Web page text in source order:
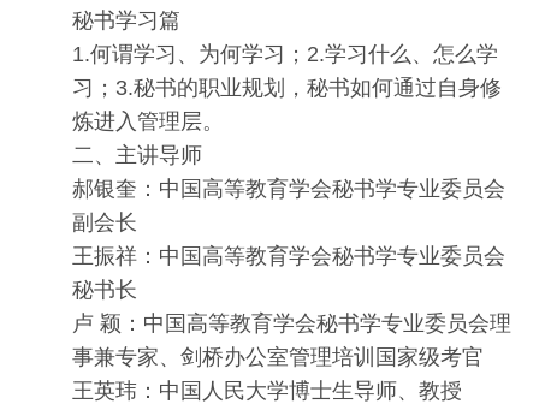
秘书学习篇
1.何谓学习、为何学习；2.学习什么、怎么学
习；3.秘书的职业规划，秘书如何通过自身修
炼进入管理层。
二、主讲导师
郝银奎：中国高等教育学会秘书学专业委员会
副会长
王振祥：中国高等教育学会秘书学专业委员会
秘书长
卢 颖：中国高等教育学会秘书学专业委员会理
事兼专家、剑桥办公室管理培训国家级考官
王英玮：中国人民大学博士生导师、教授